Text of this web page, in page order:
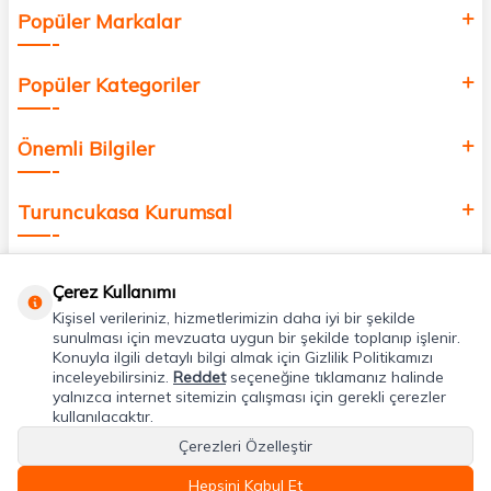
Popüler Markalar
Popüler Kategoriler
Önemli Bilgiler
Turuncukasa Kurumsal
Uygulamalarımız
Adres & İletişim
Çerez Kullanımı
Kişisel verileriniz, hizmetlerimizin daha iyi bir şekilde
sunulması için mevzuata uygun bir şekilde toplanıp işlenir.
Konuyla ilgili detaylı bilgi almak için Gizlilik Politikamızı
inceleyebilirsiniz. Reddetseçeneğine tıklamanız halinde
yalnızca internet sitemizin çalışması için gerekli çerezler
kullanılacaktır.
Çerezleri Özelleştir
Hepsini Kabul Et